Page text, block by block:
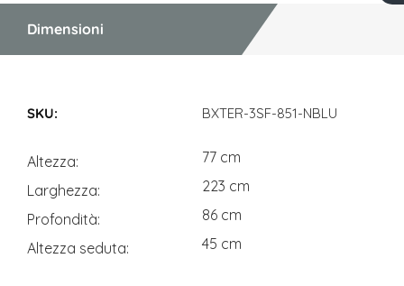
Dimensioni
BXTER-3SF-851-NBLU
Altezza
77 cm
Larghezza
223 cm
Profondità
86 cm
Altezza seduta
45 cm